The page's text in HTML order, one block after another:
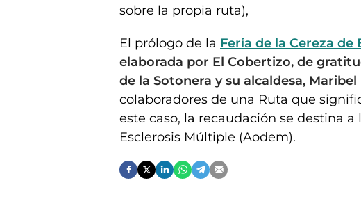
sobre la propia ruta),
El prólogo de la Feria de la Cereza de
elaborada por El Cobertizo, de
de la Sotonera y su alcaldesa, Maribel
colaboradores de una Ruta que
este caso, la recaudación se destina a
Esclerosis Múltiple (Aodem).